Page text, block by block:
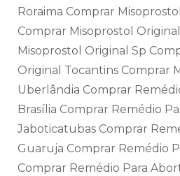
Roraima Comprar
Comprar Misoprostol
Misoprostol Original Sp
Original Tocantins Comprar
Uberlândia Comprar
Brasília Comprar Remédio
Jaboticatubas Comprar
Guaruja Comprar Remédio
Comprar Remédio Para